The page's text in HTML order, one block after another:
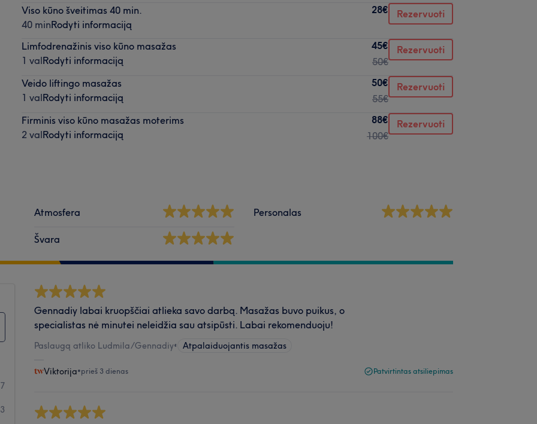
Viso kūno šveitimas 40 min.
40 minRodyti informaciją
28€ Rezervuoti
Limfodrenažinis viso kūno masažas
1 valRodyti informaciją
45€
50€
Rezervuoti
Veido liftingo masažas
1 valRodyti informaciją
50€
55€
Rezervuoti
Firminis viso kūno masažas moterims
2 valRodyti informaciją
88€
100€
Rezervuoti
Atmosfera
Švara
Personalas
3
Gennadiy labai kruopščiai atlieka savo darbą. Masažas buvo puikus, o
specialistas nė minutei neleidžia sau atsipūsti. Labai rekomenduoju!
Paslaugą atliko Ludmila/Gennadiy• Atpalaiduojantis masažas
Viktorija•prieš 3 dienas Patvirtintas atsiliepimas